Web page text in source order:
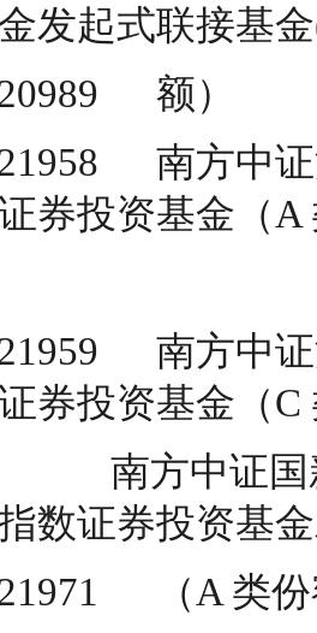
发起式联接基
020989      额）
券投资基金（A
券投资基金（C
数证券投资基
021971      （A